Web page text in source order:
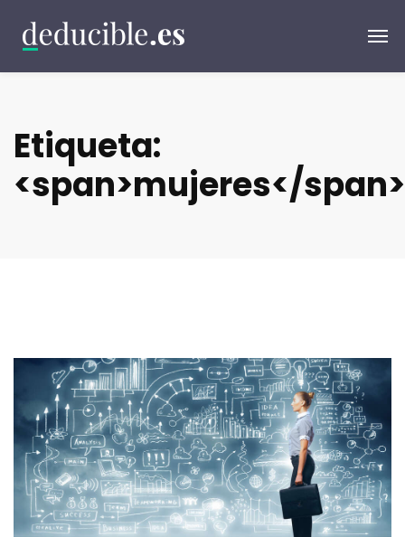
Etiqueta:
<span>mujeres</span>